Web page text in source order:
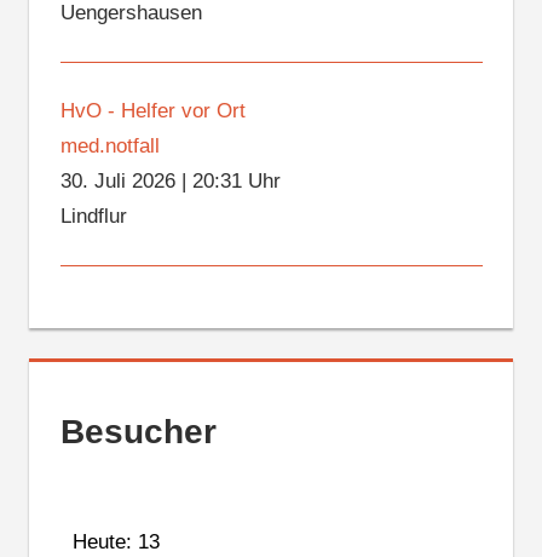
Uengershausen
HvO - Helfer vor Ort
med.notfall
30. Juli 2026| 20:31 Uhr
Lindflur
Besucher
Heute: 13